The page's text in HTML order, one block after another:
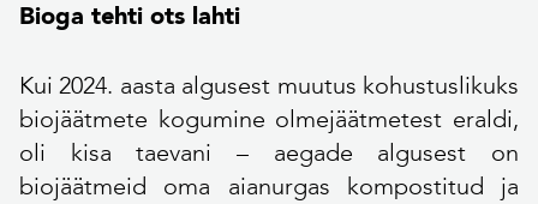
Bioga tehti ots lahti
Kui 2024. aasta algusest muutus kohustuslikuks
biojäätmete kogumine olmejäätmetest eraldi,
oli kisa taevani – aegade algusest on
biojäätmeid oma aianurgas kompostitud ja